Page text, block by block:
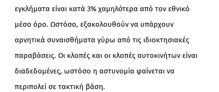
εγκλήματα είναι κατά 3% χαμηλότερα από τον εθνικό
μέσο όρο. Ωστόσο, εξακολουθούν να υπάρχουν
αρνητικά συναισθήματα γύρω από τις ιδιοκτησιακές
παραβάσεις. Οι κλοπές και οι κλοπές αυτοκινήτων είναι
διαδεδομένες, ωστόσο η αστυνομία φαίνεται να
περιπολεί σε τακτική βάση.